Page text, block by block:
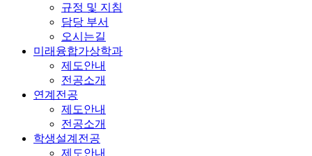
규정 및 지침
담당 부서
오시는길
미래융합가상학과
제도안내
전공소개
연계전공
제도안내
전공소개
학생설계전공
제도안내